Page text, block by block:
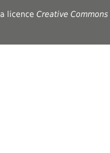
licence Creative Commons